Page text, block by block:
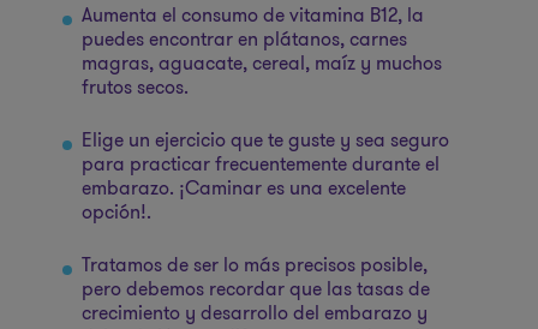
Aumenta el consumo de vitamina B12, la
puedes encontrar en plátanos, carnes
magras, aguacate, cereal, maíz y muchos
frutos secos.
Elige un ejercicio que te guste y sea seguro
para practicar frecuentemente durante el
embarazo. ¡Caminar es una excelente
opción!.
Tratamos de ser lo más precisos posible,
pero debemos recordar que las tasas de
crecimiento y desarrollo del embarazo y